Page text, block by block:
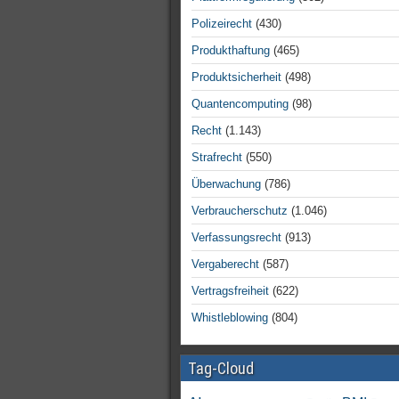
Polizeirecht (430)
Produkthaftung (465)
Produktsicherheit (498)
Quantencomputing (98)
Recht (1.143)
Strafrecht (550)
Überwachung (786)
Verbraucherschutz (1.046)
Verfassungsrecht (913)
Vergaberecht (587)
Vertragsfreiheit (622)
Whistleblowing (804)
Tag-Cloud